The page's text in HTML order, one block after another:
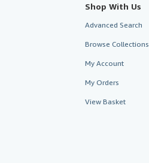
Shop With Us
Advanced Search
Browse Collections
My Account
My Orders
View Basket